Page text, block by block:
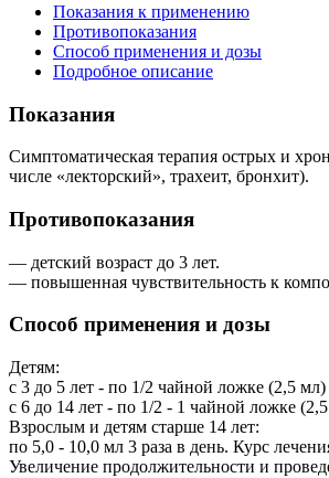
Показания к применению
Противопоказания
Способ применения и дозы
Подробное описание
Показания
Симптоматическая терапия острых и
числе «лекторский», трахеит, бронхит).
Противопоказания
— детский возраст до 3 лет.
— повышенная чувствительность к
Способ применения и дозы
Детям:
с 3 до 5 лет - по 1/2 чайной ложке (2,5 мл)
с 6 до 14 лет - по 1/2 - 1 чайной ложке
Взрослым и детям старше 14 лет:
по 5,0 - 10,0 мл 3 раза в день. Курс
Увеличение продолжительности и